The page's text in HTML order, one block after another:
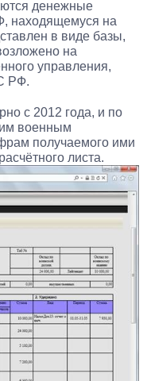
денежные
находящемуся на
в виде базы,
на
управления,
РФ.
с 2012 года, и по
военным
получаемого ими
листа.